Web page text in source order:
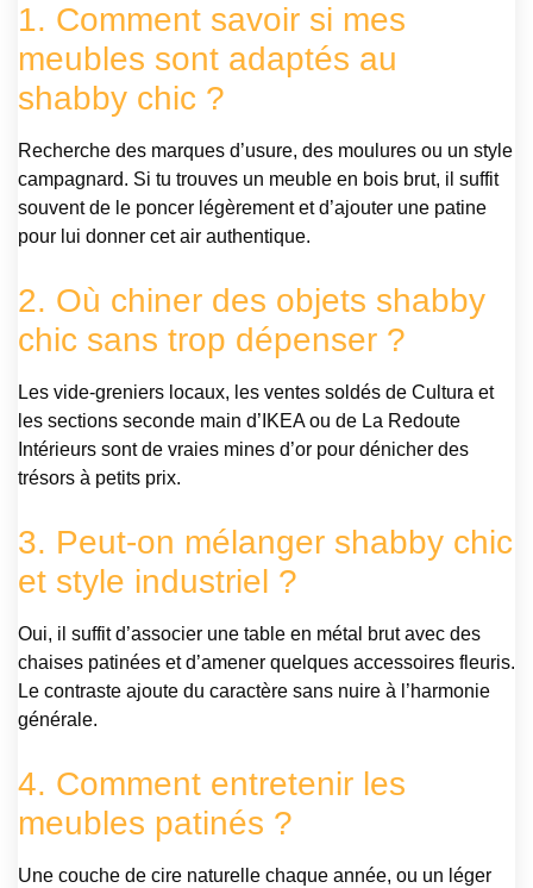
1. Comment savoir si mes
meubles sont adaptés au
shabby chic ?
Recherche des marques d’usure, des moulures ou un style
campagnard. Si tu trouves un meuble en bois brut, il suffit
souvent de le poncer légèrement et d’ajouter une patine
pour lui donner cet air authentique.
2. Où chiner des objets shabby
chic sans trop dépenser ?
Les vide-greniers locaux, les ventes soldés de Cultura et
les sections seconde main d’IKEA ou de La Redoute
Intérieurs sont de vraies mines d’or pour dénicher des
trésors à petits prix.
3. Peut-on mélanger shabby chic
et style industriel ?
Oui, il suffit d’associer une table en métal brut avec des
chaises patinées et d’amener quelques accessoires fleuris.
Le contraste ajoute du caractère sans nuire à l’harmonie
générale.
4. Comment entretenir les
meubles patinés ?
Une couche de cire naturelle chaque année, ou un léger